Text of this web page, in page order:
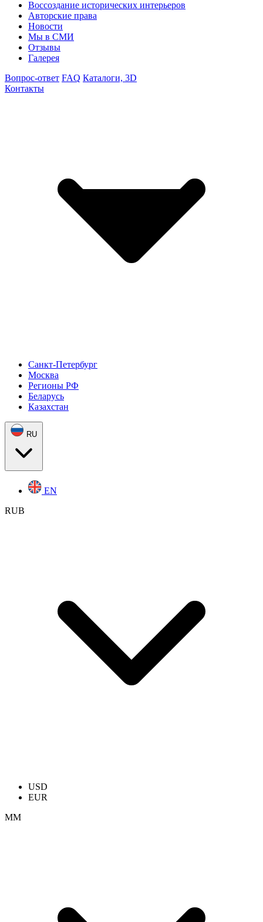
Воссоздание исторических интерьеров
Авторские права
Новости
Мы в СМИ
Отзывы
Галерея
Вопрос-ответ FAQ Каталоги, 3D
Контакты
Санкт-Петербург
Москва
Регионы РФ
Беларусь
Казахстан
RU
EN
RUB
USD
EUR
ММ